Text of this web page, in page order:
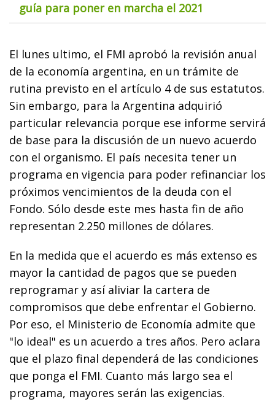
guía para poner en marcha el 2021
El lunes ultimo, el FMI aprobó la revisión anual
de la economía argentina, en un trámite de
rutina previsto en el artículo 4 de sus estatutos.
Sin embargo, para la Argentina adquirió
particular relevancia porque ese informe servirá
de base para la discusión de un nuevo acuerdo
con el organismo. El país necesita tener un
programa en vigencia para poder refinanciar los
próximos vencimientos de la deuda con el
Fondo. Sólo desde este mes hasta fin de año
representan 2.250 millones de dólares.
En la medida que el acuerdo es más extenso es
mayor la cantidad de pagos que se pueden
reprogramar y así aliviar la cartera de
compromisos que debe enfrentar el Gobierno.
Por eso, el Ministerio de Economía admite que
"lo ideal" es un acuerdo a tres años. Pero aclara
que el plazo final dependerá de las condiciones
que ponga el FMI. Cuanto más largo sea el
programa, mayores serán las exigencias.